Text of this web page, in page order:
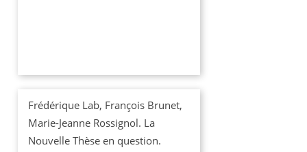
Frédérique Lab, François Brunet,
Marie-Jeanne Rossignol. La
Nouvelle Thèse en question.